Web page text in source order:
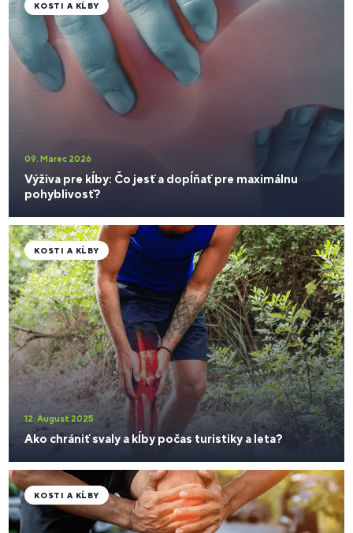
09. Marec 2026
Výživa pre kĺby: Čo jesť a dopĺňať pre maximálnu
pohyblivosť?
KOSTI A KĹBY
12. August 2025
Ako chrániť svaly a kĺby počas turistiky a leta?
KOSTI A KĹBY
KOSTI A KĹBY